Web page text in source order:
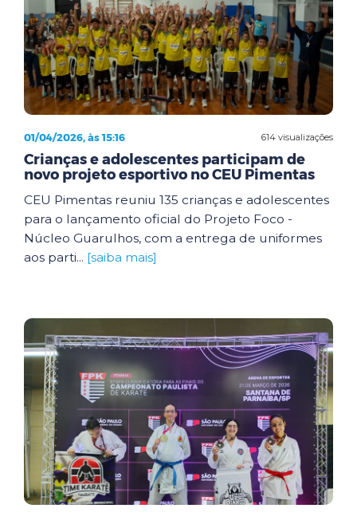
614 visualizações
01/04/2026, às 15:16
Crianças e adolescentes participam de
novo projeto esportivo no CEU Pimentas
CEU Pimentas reuniu 135 crianças e adolescentes
para o lançamento oficial do Projeto Foco -
Núcleo Guarulhos, com a entrega de uniformes
aos parti... [saiba mais]